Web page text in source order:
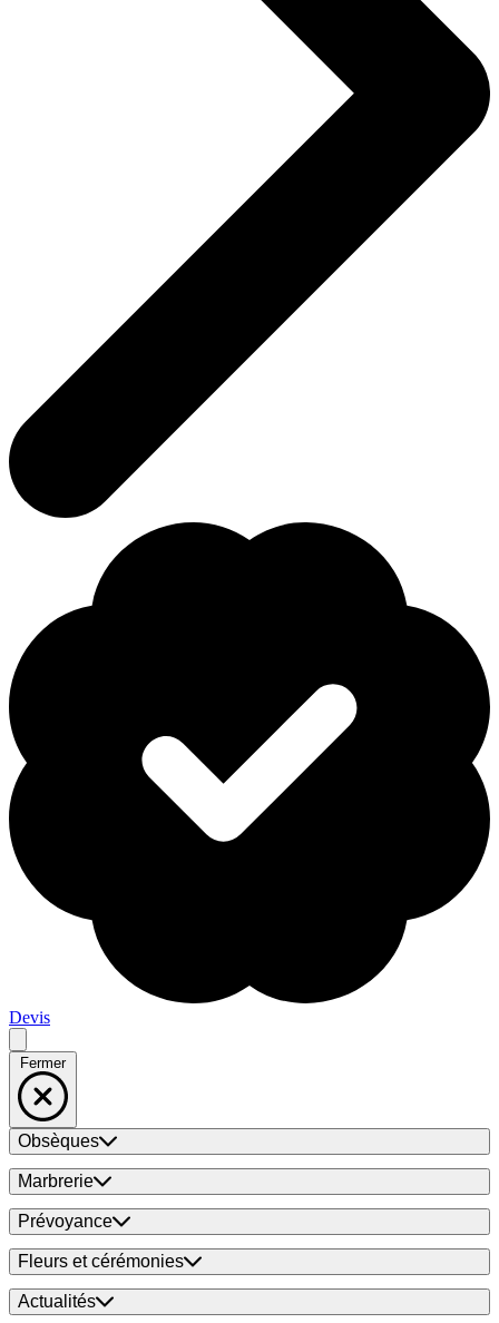
Devis
Fermer
Obsèques
Marbrerie
Prévoyance
Fleurs et cérémonies
Actualités